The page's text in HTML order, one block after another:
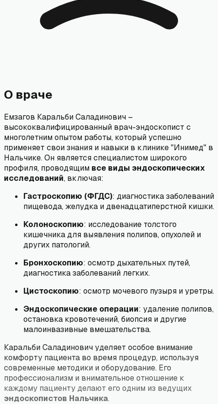
О враче
Емзагов Каральби Саладинович –
высококвалифицированный врач-эндоскопист с
многолетним опытом работы, который успешно
применяет свои знания и навыки в клинике "Инимед" в
Нальчике. Он является специалистом широкого
профиля, проводящим все виды эндоскопических
исследований, включая:
Гастроскопию (ФГДС): диагностика заболеваний
пищевода, желудка и двенадцатиперстной кишки.
Колоноскопию: исследование толстого
кишечника для выявления полипов, опухолей и
других патологий.
Бронхоскопию: осмотр дыхательных путей,
диагностика заболеваний легких.
Цистоскопию: осмотр мочевого пузыря и уретры.
Эндоскопические операции: удаление полипов,
остановка кровотечений, биопсия и другие
малоинвазивные вмешательства.
Каральби Саладинович уделяет особое внимание
комфорту пациента во время процедур, используя
современные методики и оборудование. Его
профессионализм и внимательное отношение к
каждому пациенту делают его одним из ведущих
эндоскопистов Нальчика.